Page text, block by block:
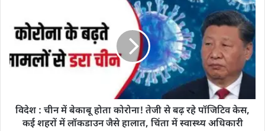
विदेश : चीन में बेकाबू होता कोरोना! तेजी से बढ़ रहे पॉजिटिव केस,
कई शहरों में लॉकडाउन जैसे हालात, चिंता में स्वास्थ्य अधिकारी